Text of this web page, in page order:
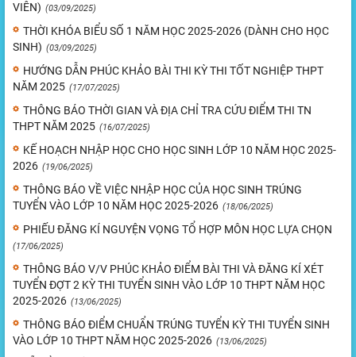
VIÊN) (03/09/2025)
THỜI KHÓA BIỂU SỐ 1 NĂM HỌC 2025-2026 (DÀNH CHO HỌC
SINH) (03/09/2025)
HƯỚNG DẪN PHÚC KHẢO BÀI THI KỲ THI TỐT NGHIỆP THPT
NĂM 2025 (17/07/2025)
THÔNG BÁO THỜI GIAN VÀ ĐỊA CHỈ TRA CỨU ĐIỂM THI TN
THPT NĂM 2025 (16/07/2025)
KẾ HOẠCH NHẬP HỌC CHO HỌC SINH LỚP 10 NĂM HỌC 2025-
2026 (19/06/2025)
THÔNG BÁO VỀ VIỆC NHẬP HỌC CỦA HỌC SINH TRÚNG
TUYỂN VÀO LỚP 10 NĂM HỌC 2025-2026 (18/06/2025)
PHIẾU ĐĂNG KÍ NGUYỆN VỌNG TỔ HỢP MÔN HỌC LỰA CHỌN
(17/06/2025)
THÔNG BÁO V/V PHÚC KHẢO ĐIỂM BÀI THI VÀ ĐĂNG KÍ XÉT
TUYỂN ĐỢT 2 KỲ THI TUYỂN SINH VÀO LỚP 10 THPT NĂM HỌC
2025-2026 (13/06/2025)
THÔNG BÁO ĐIỂM CHUẨN TRÚNG TUYỂN KỲ THI TUYỂN SINH
VÀO LỚP 10 THPT NĂM HỌC 2025-2026 (13/06/2025)